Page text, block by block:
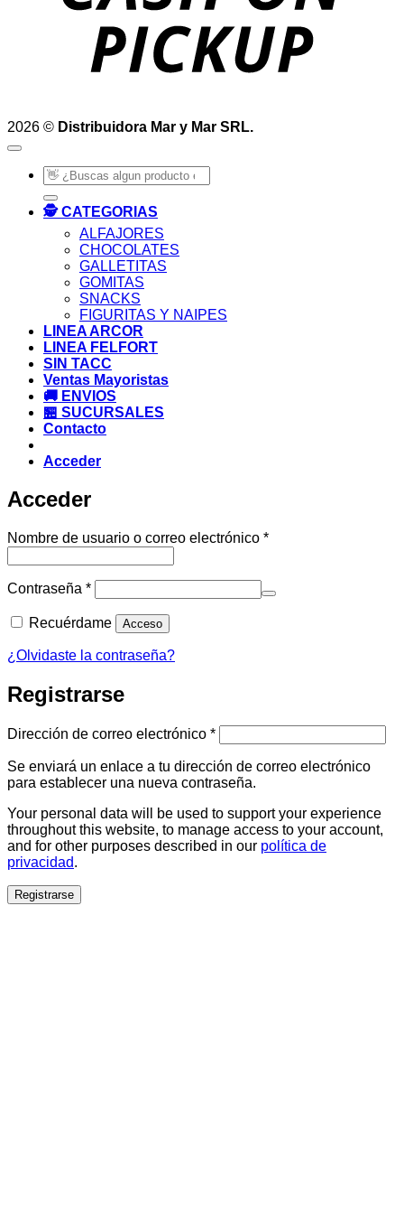
2026 © Distribuidora Mar y Mar SRL.
Buscar
por:
🕵️ CATEGORIAS
ALFAJORES
CHOCOLATES
GALLETITAS
GOMITAS
SNACKS
FIGURITAS Y NAIPES
LINEA ARCOR
LINEA FELFORT
SIN TACC
Ventas Mayoristas
🚚 ENVIOS
🏪 SUCURSALES
Contacto
Acceder
Acceder
Nombre de usuario o correo electrónico *Obligatorio
Contraseña *Obligatorio
Recuérdame Acceso
¿Olvidaste la contraseña?
Registrarse
Dirección de correo electrónico *Obligatorio
Se enviará un enlace a tu dirección de correo electrónico
para establecer una nueva contraseña.
Your personal data will be used to support your experience
throughout this website, to manage access to your account,
and for other purposes described in our política de
privacidad.
Registrarse